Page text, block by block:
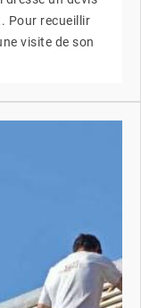
Pour recueillir
visite de son